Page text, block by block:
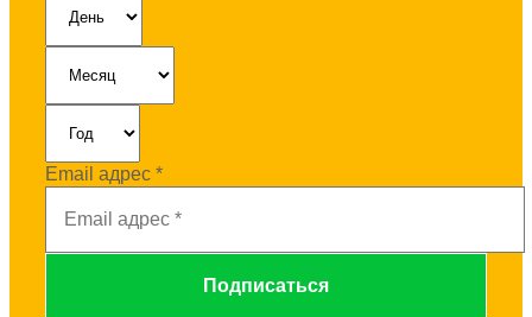
Email адрес *